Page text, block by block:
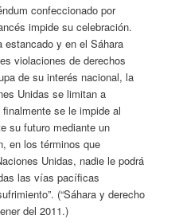
confeccionado por
impide su celebración.
estancado y en el Sáhara
violaciones de derechos
de su interés nacional, la
Unidas se limitan a
se le impide al
su futuro mediante un
en los términos que
Unidas, nadie le podrá
las vías pacíficas
(“Sáhara y derecho
del 2011.)